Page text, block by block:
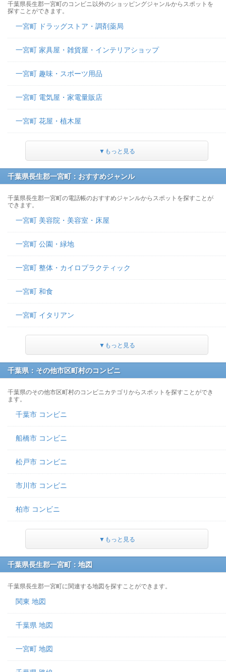
千葉県長生郡一宮町のコンビニ以外のショッピングジャンルからスポットを
探すことができます。
一宮町 ドラッグストア・調剤薬局
一宮町 家具屋・雑貨屋・インテリアショップ
一宮町 趣味・スポーツ用品
一宮町 電気屋・家電量販店
一宮町 花屋・植木屋
▼もっと見る
千葉県長生郡一宮町：おすすめジャンル
千葉県長生郡一宮町の電話帳のおすすめジャンルからスポットを探すことが
できます。
一宮町 美容院・美容室・床屋
一宮町 公園・緑地
一宮町 整体・カイロプラクティック
一宮町 和食
一宮町 イタリアン
▼もっと見る
千葉県：その他市区町村のコンビニ
千葉県のその他市区町村のコンビニカテゴリからスポットを探すことができ
ます。
千葉市 コンビニ
船橋市 コンビニ
松戸市 コンビニ
市川市 コンビニ
柏市 コンビニ
▼もっと見る
千葉県長生郡一宮町：地図
千葉県長生郡一宮町に関連する地図を探すことができます。
関東 地図
千葉県 地図
一宮町 地図